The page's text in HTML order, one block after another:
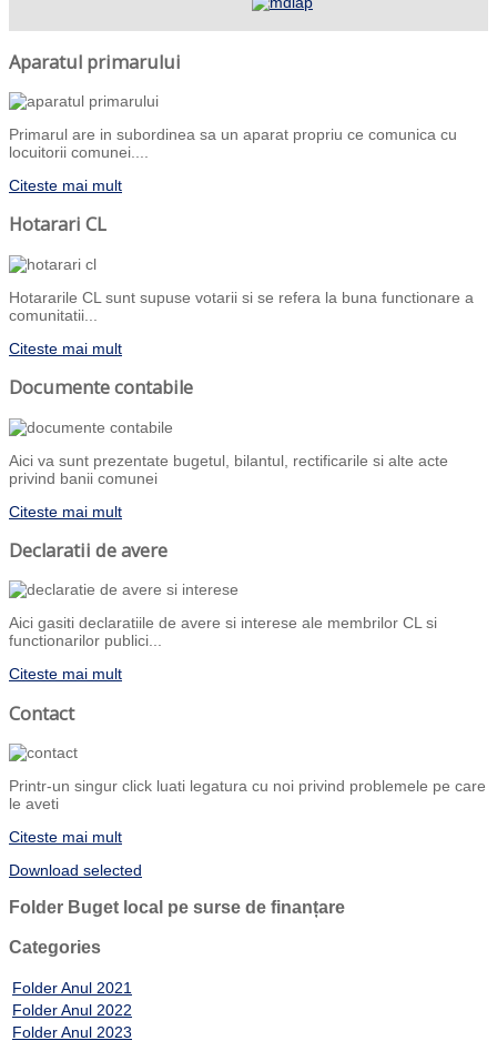
Aparatul primarului
Primarul are in subordinea sa un aparat propriu ce comunica cu
locuitorii comunei....
Citeste mai mult
Hotarari CL
Hotararile CL sunt supuse votarii si se refera la buna functionare a
comunitatii...
Citeste mai mult
Documente contabile
Aici va sunt prezentate bugetul, bilantul, rectificarile si alte acte
privind banii comunei
Citeste mai mult
Declaratii de avere
Aici gasiti declaratiile de avere si interese ale membrilor CL si
functionarilor publici...
Citeste mai mult
Contact
Printr-un singur click luati legatura cu noi privind problemele pe care
le aveti
Citeste mai mult
Download selected
Folder Buget local pe surse de finanțare
Categories
FolderAnul 2021
FolderAnul 2022
FolderAnul 2023